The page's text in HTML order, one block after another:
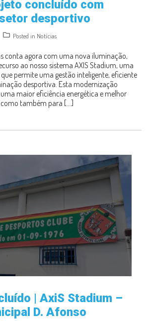
concluído com
desportivo
Posted in Notícias
conta agora com uma nova iluminação,
ao nosso sistema AXIS Stadium, uma
permite uma gestão inteligente, eficiente
desportiva. Esta modernização
maior eficiência energética e melhor
também para […]
| AxiS Stadium –
D. Afonso